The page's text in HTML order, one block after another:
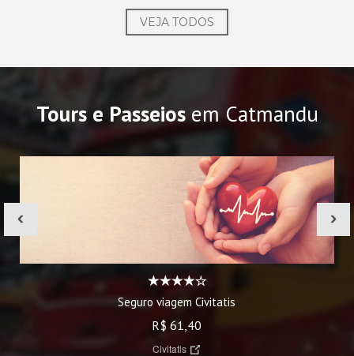
VEJA TODOS
Tours e Passeiosem Catmandu
Seguro viagem Civitatis
R$ 61,40
Civitatis
‹ ›